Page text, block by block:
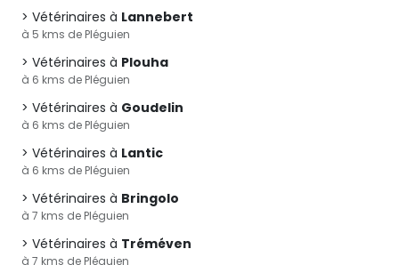
Vétérinaires à Lannebert
à 5 kms de Pléguien
Vétérinaires à Plouha
à 6 kms de Pléguien
Vétérinaires à Goudelin
à 6 kms de Pléguien
Vétérinaires à Lantic
à 6 kms de Pléguien
Vétérinaires à Bringolo
à 7 kms de Pléguien
Vétérinaires à Tréméven
à 7 kms de Pléguien